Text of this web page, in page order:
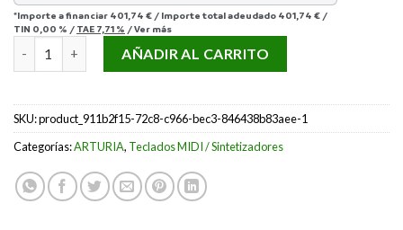
*Importe a financiar 401,74 € / Importe total adeudado 401,74 € /
TIN 0,00 % / TAE 7,71 % /Ver más
ARTURIA MICROFREAK cantidad
AÑADIR AL CARRITO
SKU:product_911b2f15-72c8-c966-bec3-846438b83aee-1
Categorías:ARTURIA, Teclados MIDI / Sintetizadores